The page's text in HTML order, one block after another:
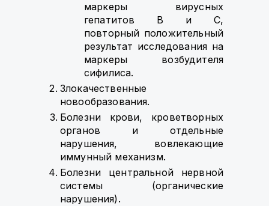
маркеры вирусных
гепатитов В и С,
повторный положительный
результат исследования на
маркеры возбудителя
сифилиса.
Злокачественные
новообразования.
Болезни крови, кроветворных
органов и отдельные
нарушения, вовлекающие
иммунный механизм.
Болезни центральной нервной
системы (органические
нарушения).